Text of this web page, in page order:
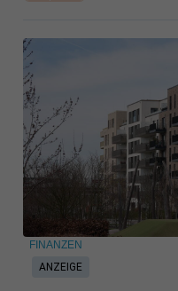
ANZEIGE
FINANZEN